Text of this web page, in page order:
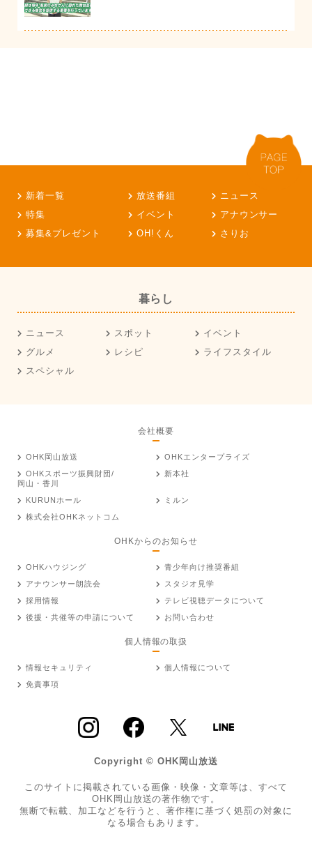
新着一覧 放送番組
ニュース
特集
イベント
アナウンサー
募集&プレゼント
OH!くん さりお
暮らし
ニュース スポット
イベント
グルメ
レシピ
ライフスタイル
スペシャル
会社概要
OHK岡山放送
OHKエンタープライズ
OHKスポーツ振興財団/
岡山・香川
新本社
KURUNホール
ミルン
株式会社OHKネットコム
OHKからのお知らせ
OHKハウジング
青少年向け推奨番組
アナウンサー朗読会
スタジオ見学
採用情報
テレビ視聴データについて
後援・共催等の申請について
お問い合わせ
個人情報の取扱
情報セキュリティ
個人情報について
免責事項
Copyright © OHK岡山放送
このサイトに掲載されている画像・映像・文章等は、すべて
OHK岡山放送の著作物です。
無断で転載、加工などを行うと、著作権に基づく処罰の対象に
なる場合もあります。